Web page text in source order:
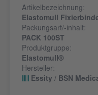
Artikelbezeichnung:
Elastomull
Packungsart/-inhalt:
PACK 100ST
Produktgruppe:
Elastomull®
Hersteller:
Essity / BSN